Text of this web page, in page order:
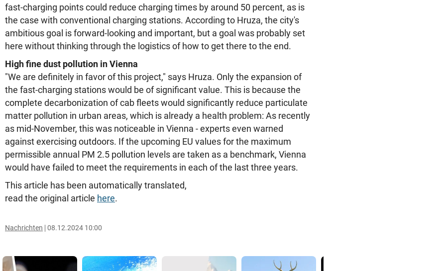
fast-charging points could reduce charging times by around 50 percent, as is
the case with conventional charging stations. According to Hruza, the city's
ambitious goal is forward-looking and important, but a goal was probably set
here without thinking through the logistics of how to get there to the end.
High fine dust pollution in Vienna
"We are definitely in favor of this project," says Hruza. Only the expansion of
the fast-charging stations would be of significant value. This is because the
complete decarbonization of cab fleets would significantly reduce particulate
matter pollution in urban areas, which is already a health problem: As recently
as mid-November, this was noticeable in Vienna - experts even warned
against exercising outdoors. If the upcoming EU values for the maximum
permissible annual PM 2.5 pollution levels are taken as a benchmark, Vienna
would have failed to meet the requirements in each of the last three years.
This article has been automatically translated,
read the original article here.
Nachrichten 08.12.2024 10:00